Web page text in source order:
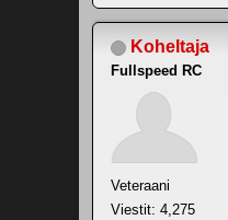
Koheltaja
Fullspeed RC
Veteraani
Viestit: 4,275